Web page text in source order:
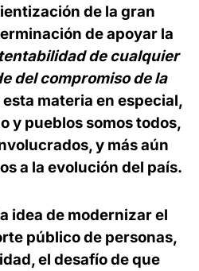
de la gran
de apoyar la
de cualquier
del compromiso de la
esta materia en especial,
y pueblos somos todos,
y más aún
a la evolución del país.
idea de modernizar el
público de personas,
el desafío de que